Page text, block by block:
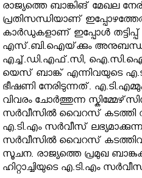
രാജ്യത്തെ ബാങ്കിങ് മേഖല
പ്രതിസന്ധിയാണ്
കാര്‍ഡുകളാണ് ഇപ്പോള്‍ തട്ടിപ്പ്
എസ്.ബി.ഐയ്‌ക്കും അനുബന്ധ
എച്ച്.ഡി.എഫ്.സി,
യെസ് ബാങ്ക് എന്നിവയുടെ
ഭീഷണി നേരിടുന്നത്.
വിവരം ചോര്‍ത്തുന്ന
സര്‍‍വീസില്‍ വൈറസ് കടത്തി
എ.ടി.എം സര്‍വീസ് ലഭ്യമാക്കുന്ന
സര്‍വീസില്‍ വൈറസ്
സൂചന. രാജ്യത്തെ പ്രമുഖ
ഹിറ്റാച്ചിയുടെ എ.ടി.എം